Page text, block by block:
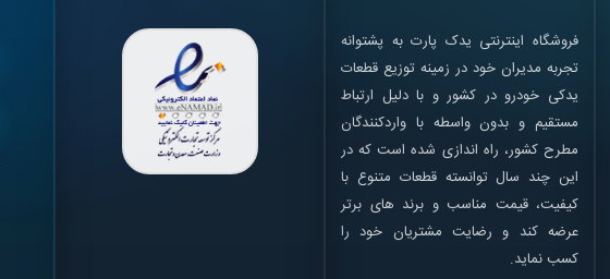
فروشگاه اینترنتی یدک پارت به پشتوانه
تجربه مدیران خود در زمینه توزیع قطعات
یدکی خودرو در کشور و با دلیل ارتباط
مستقیم و بدون واسطه با واردکنندگان
مطرح کشور، راه اندازی شده است که در
این چند سال توانسته قطعات متنوع با
کیفیت، قیمت مناسب و برند های برتر
عرضه کند و رضایت مشتریان خود را
کسب نماید.